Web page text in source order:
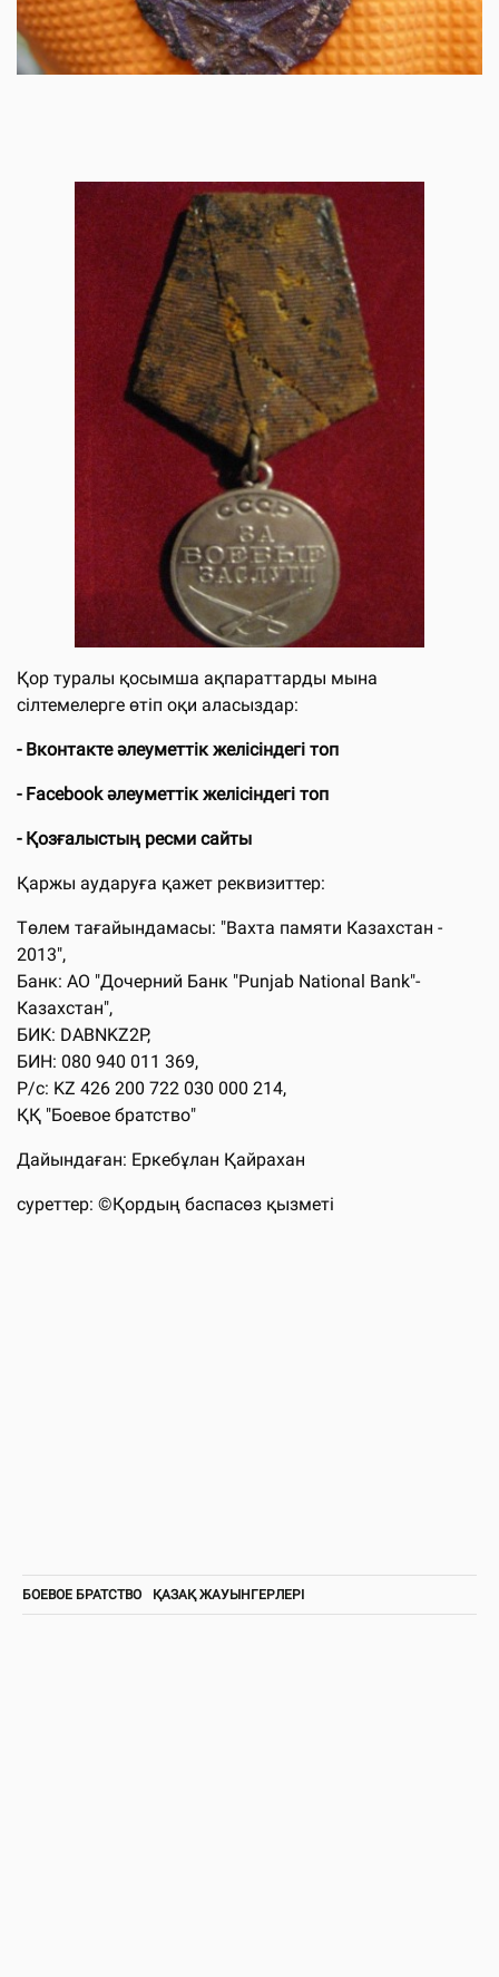
Қор туралы қосымша ақпараттарды мына
сілтемелерге өтіп оқи аласыздар:
- Вконтакте әлеуметтік желісіндегі топ
- Facebook әлеуметтік желісіндегі топ
- Қозғалыстың ресми сайты
Қаржы аударуға қажет реквизиттер:
Төлем тағайындамасы: "Вахта памяти Казахстан -
2013",
Банк: АО "Дочерний Банк "Punjab National Bank"-
Казахстан",
БИК: DABNKZ2P,
БИН: 080 940 011 369,
Р/с: KZ 426 200 722 030 000 214,
ҚҚ "Боевое братство"
Дайындаған: Еркебұлан Қайрахан
суреттер: ©Қордың баспасөз қызметі
БОЕВОЕ БРАТСТВО ҚАЗАҚ ЖАУЫНГЕРЛЕРІ